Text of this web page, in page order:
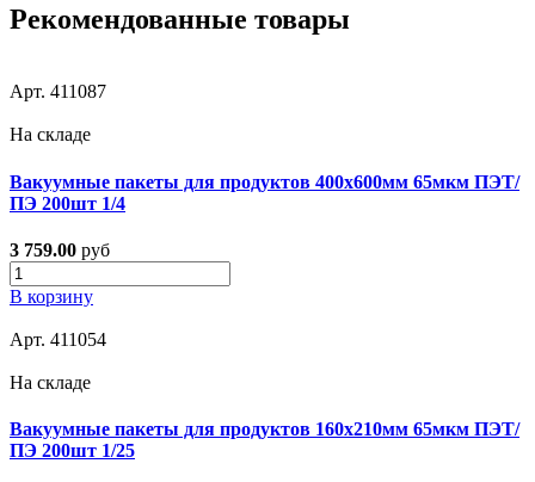
Рекомендованные товары
Арт. 411087
На складе
Вакуумные пакеты для продуктов 400х600мм 65мкм ПЭТ/
ПЭ 200шт 1/4
3 759.00 руб
В корзину
Арт. 411054
На складе
Вакуумные пакеты для продуктов 160х210мм 65мкм ПЭТ/
ПЭ 200шт 1/25